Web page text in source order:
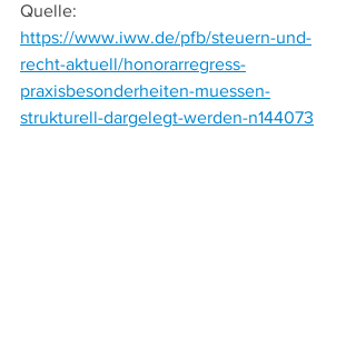
Quelle:
https://www.iww.de/pfb/steuern-und-
recht-aktuell/honorarregress-
praxisbesonderheiten-muessen-
strukturell-dargelegt-werden-n144073